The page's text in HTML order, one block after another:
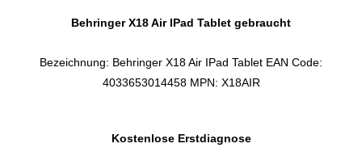
Behringer X18 Air IPad Tablet gebraucht
Bezeichnung: Behringer X18 Air IPad Tablet EAN Code:
4033653014458 MPN: X18AIR
Kostenlose Erstdiagnose